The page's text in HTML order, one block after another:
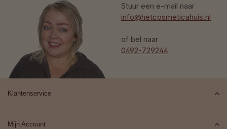
Stuur een e-mail naar
info@hetcosmeticahuis.nl
of bel naar
0492-729244
Klantenservice
Mijn Account